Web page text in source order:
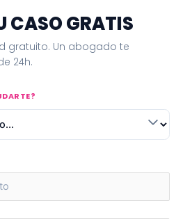
CASO GRATIS
gratuito. Un abogado te
24h.